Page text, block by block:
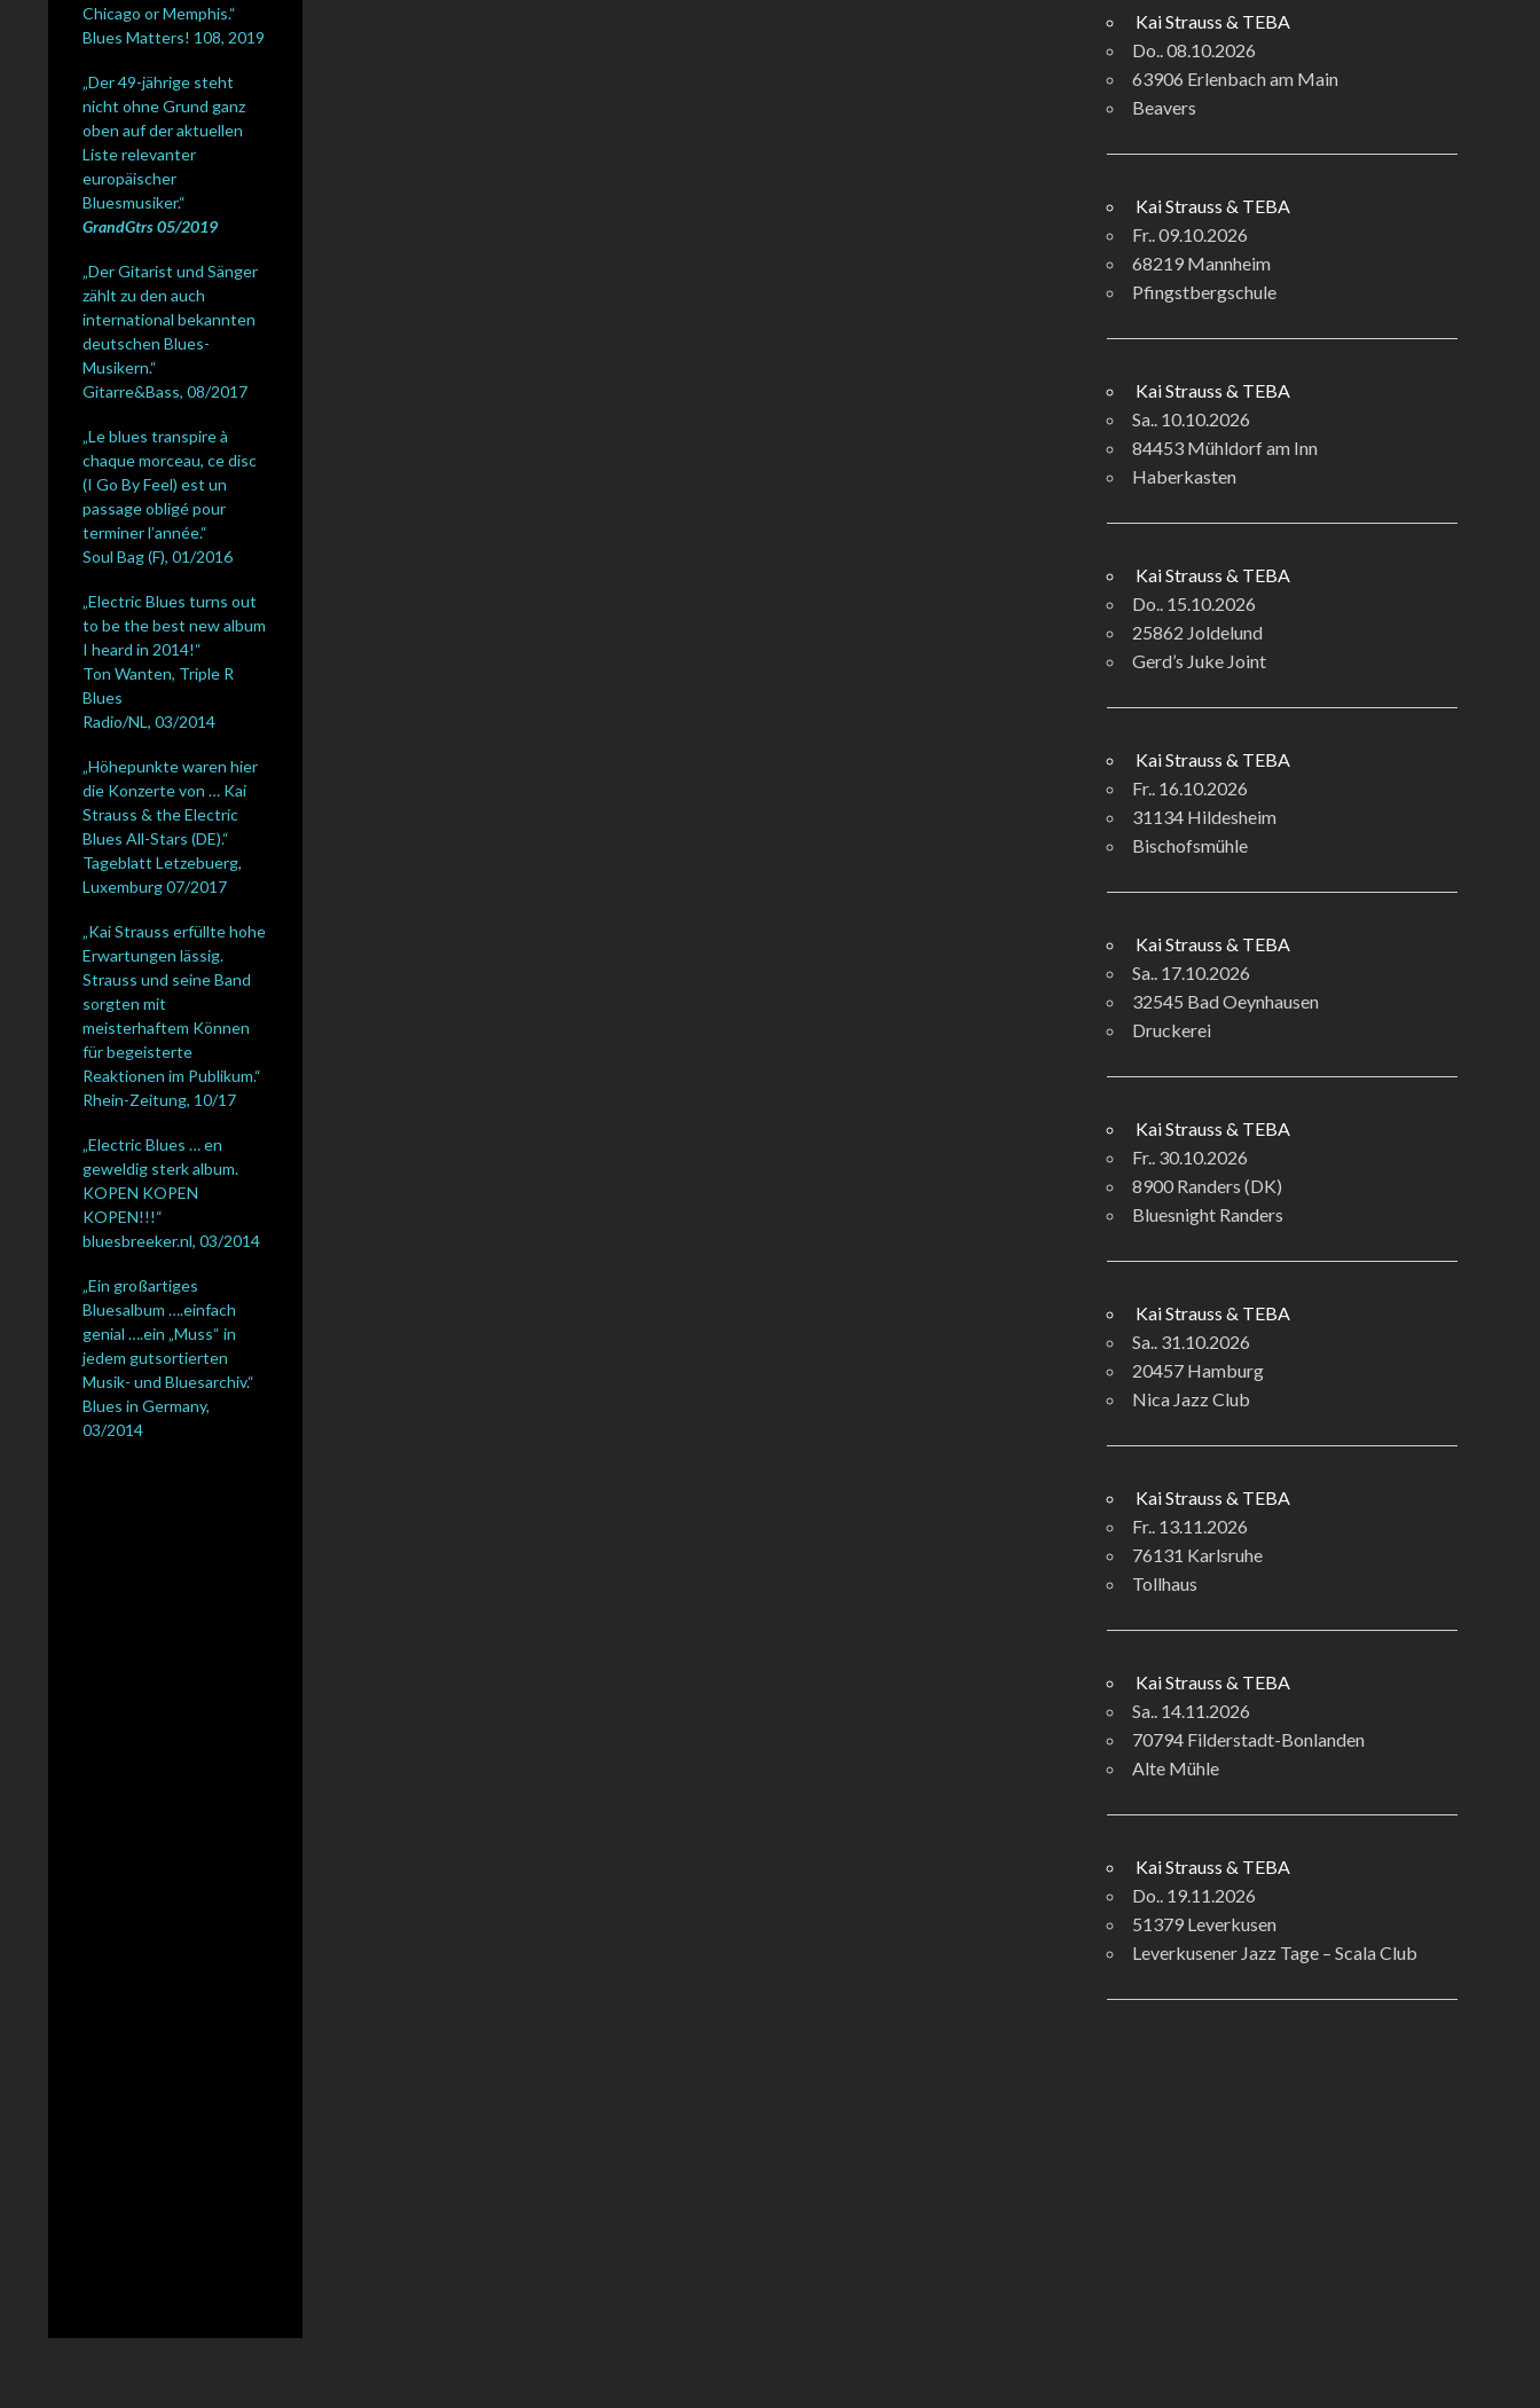
Kai Strauss & TEBA
Do.. 08.10.2026
63906 Erlenbach am Main
Beavers
Kai Strauss & TEBA
Fr.. 09.10.2026
68219 Mannheim
Pfingstbergschule
Kai Strauss & TEBA
Sa.. 10.10.2026
84453 Mühldorf am Inn
Haberkasten
Kai Strauss & TEBA
Do.. 15.10.2026
25862 Joldelund
Gerd’s Juke Joint
Kai Strauss & TEBA
Fr.. 16.10.2026
31134 Hildesheim
Bischofsmühle
Kai Strauss & TEBA
Sa.. 17.10.2026
32545 Bad Oeynhausen
Druckerei
Kai Strauss & TEBA
Fr.. 30.10.2026
8900 Randers (DK)
Bluesnight Randers
Kai Strauss & TEBA
Sa.. 31.10.2026
20457 Hamburg
Nica Jazz Club
Kai Strauss & TEBA
Fr.. 13.11.2026
76131 Karlsruhe
Tollhaus
Kai Strauss & TEBA
Sa.. 14.11.2026
70794 Filderstadt-Bonlanden
Alte Mühle
Kai Strauss & TEBA
Do.. 19.11.2026
51379 Leverkusen
Leverkusener Jazz Tage – Scala Club
Chicago or Memphis.“
Blues Matters! 108, 2019
„Der 49-jährige steht
nicht ohne Grund ganz
oben auf der aktuellen
Liste relevanter
europäischer
Bluesmusiker.“
GrandGtrs 05/2019
„Der Gitarist und Sänger
zählt zu den auch
international bekannten
deutschen Blues-
Musikern.“
Gitarre&Bass, 08/2017
„Le blues transpire à
chaque morceau, ce disc
(I Go By Feel) est un
passage obligé pour
terminer l’année.“
Soul Bag (F), 01/2016
„Electric Blues turns out
to be the best new album
I heard in 2014!“
Ton Wanten, Triple R
Blues
Radio/NL, 03/2014
„Höhepunkte waren hier
die Konzerte von … Kai
Strauss & the Electric
Blues All-Stars (DE).“
Tageblatt Letzebuerg,
Luxemburg 07/2017
„Kai Strauss erfüllte hohe
Erwartungen lässig.
Strauss und seine Band
sorgten mit
meisterhaftem Können
für begeisterte
Reaktionen im Publikum.“
Rhein-Zeitung, 10/17
„Electric Blues … en
geweldig sterk album.
KOPEN KOPEN
KOPEN!!!“
bluesbreeker.nl, 03/2014
„Ein großartiges
Bluesalbum ….einfach
genial ….ein „Muss“ in
jedem gutsortierten
Musik- und Bluesarchiv.“
Blues in Germany,
03/2014